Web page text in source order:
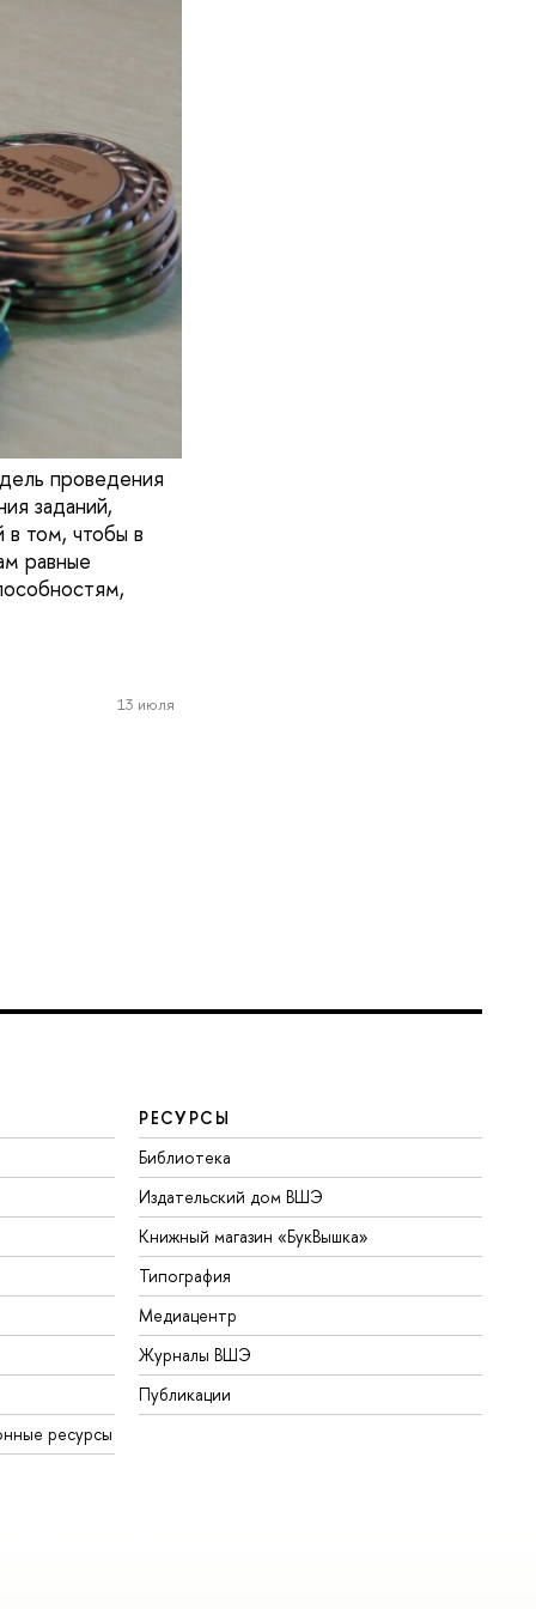
проведения
заданий,
в том, чтобы в
равные
13 июля
ресурсы
РЕСУРСЫ
Библиотека
Издательский дом ВШЭ
Книжный магазин «БукВышка»
Типография
Медиацентр
Журналы ВШЭ
Публикации